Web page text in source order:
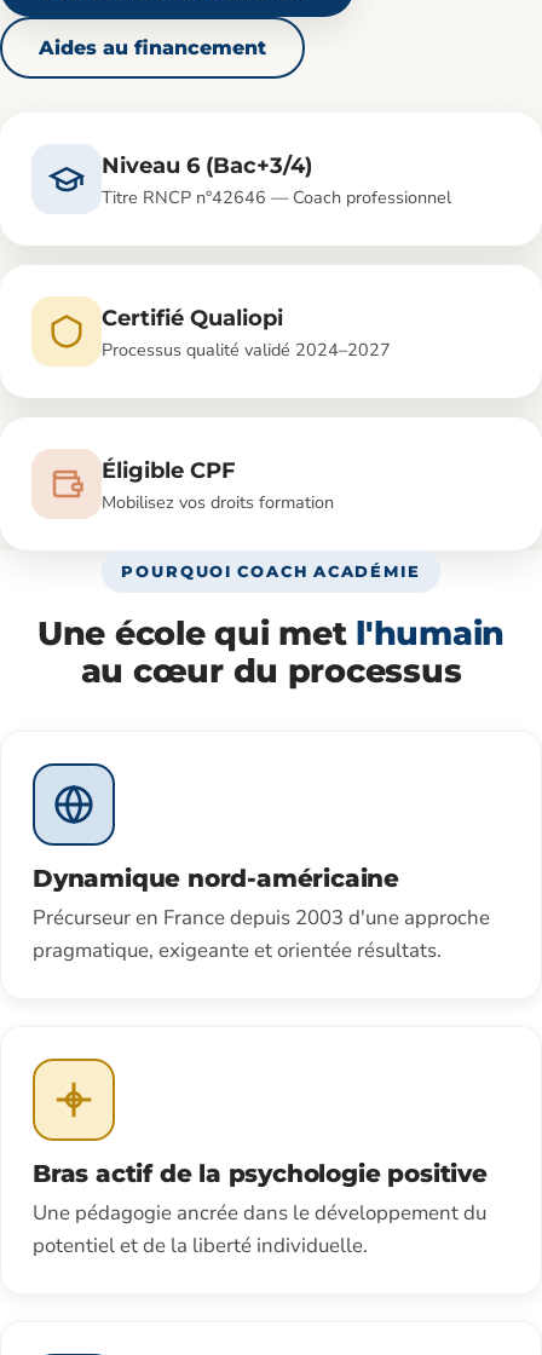
Aides au financement
Niveau 6 (Bac+3/4)
Titre RNCP n°42646 — Coach professionnel
Certifié Qualiopi
Processus qualité validé 2024–2027
Éligible CPF
Mobilisez vos droits formation
POURQUOI COACH ACADÉMIE
Une école qui met l'humain
au cœur du processus
Dynamique nord-américaine
Précurseur en France depuis 2003 d'une approche
pragmatique, exigeante et orientée résultats.
Bras actif de la psychologie positive
Une pédagogie ancrée dans le développement du
potentiel et de la liberté individuelle.